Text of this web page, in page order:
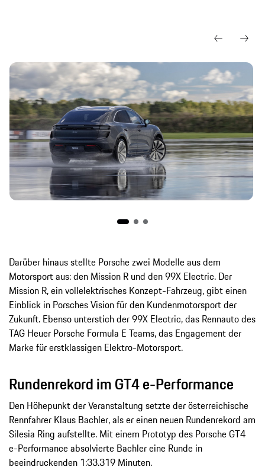
Darüber hinaus stellte Porsche zwei Modelle aus dem
Motorsport aus: den Mission R und den 99X Electric. Der
Mission R, ein vollelektrisches Konzept-Fahrzeug, gibt einen
Einblick in Porsches Vision für den Kundenmotorsport der
Zukunft. Ebenso unterstich der 99X Electric, das Rennauto des
TAG Heuer Porsche Formula E Teams, das Engagement der
Marke für erstklassigen Elektro-Motorsport.
Rundenrekord im GT4 e-Performance
Den Höhepunkt der Veranstaltung setzte der österreichische
Rennfahrer Klaus Bachler, als er einen neuen Rundenrekord am
Silesia Ring aufstellte. Mit einem Prototyp des Porsche GT4
e-Performance absolvierte Bachler eine Runde in
beeindruckenden 1:33.319 Minuten.